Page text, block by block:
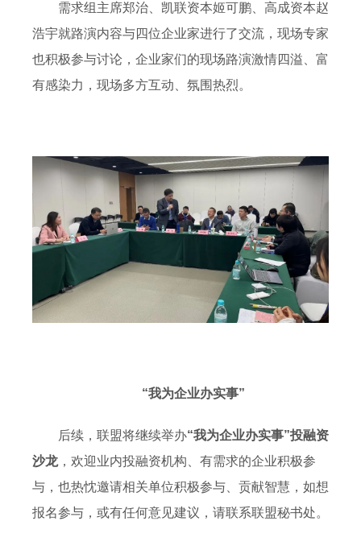
需求组主席郑治、凯联资本姬可鹏、高成资本赵
浩宇就路演内容与四位企业家进行了交流，现场专家
也积极参与讨论，企业家们的现场路演激情四溢、富
有感染力，现场多方互动、氛围热烈。
“我为企业办实事”
后续，联盟将继续举办“我为企业办实事”投融资
沙龙 ，欢迎业内投融资机构、有需求的企业积极参
与，也热忱邀请相关单位积极参与、贡献智慧，如想
报名参与，或有任何意见建议，请联系联盟秘书处。